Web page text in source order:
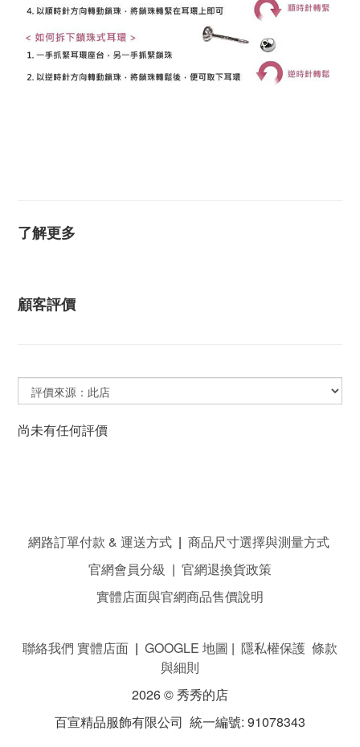
了解更多
顧客評價
尚未有任何評價
網路訂單付款 & 運送方式| 商品尺寸選擇與測量方式
官網會員分級 | 官網退換貨政策
實體店面與官網商品售價說明
聯絡我們 實體店面 | GOOGLE 地圖 | 隱私權保護 條款
與細則
2026 © 秀秀的店
百宣精品服飾有限公司 統一編號: 91078343